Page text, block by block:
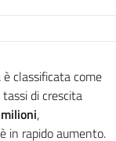
classificata come
di crescita
,
in rapido aumento.